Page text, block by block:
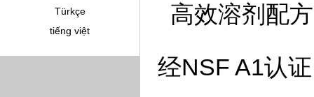
Türkçe
tiếng việt
高效溶剂配
经NSF A1认